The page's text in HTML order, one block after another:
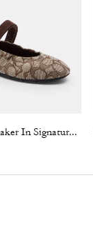
Mary Jane Sneaker In Signature Jacquard